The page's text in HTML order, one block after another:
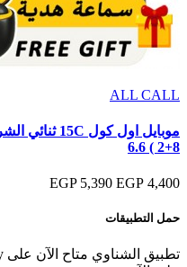
ALL CALL
8+2 ) 6.6
4,400 EGP
5,390 EGP
حمل التطبيقات